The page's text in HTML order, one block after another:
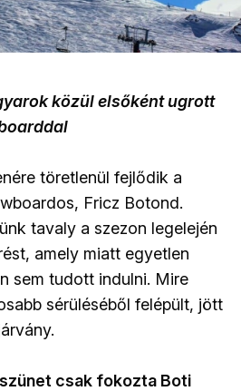
közül elsőként ugrott
töretlenül fejlődik a
Fricz Botond.
tavaly a szezon legelején
amely miatt egyetlen
sem tudott indulni. Mire
sérüléséből felépült, jött
csak fokozta Boti